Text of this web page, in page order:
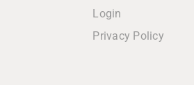
Login
Privacy Policy